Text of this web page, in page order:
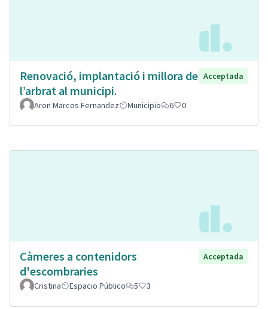
Renovació, implantació i millora de
l’arbrat al municipi.
Acceptada
Aron Marcos Fernandez Municipio 6 0
Càmeres a contenidors
d'escombraries
Acceptada
Cristina Espacio Público 5 3